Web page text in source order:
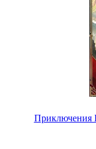
Приключения